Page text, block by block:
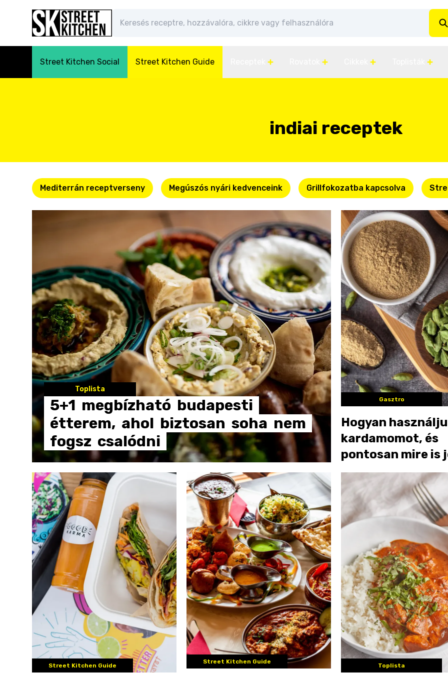
Street Kitchen Social Street Kitchen Guide
indiai receptek
Mediterrán receptverseny Megúszós nyári kedvenceink Grillfokozatba kapcsolva
Toplista
5+1 megbízható budapesti
étterem, ahol biztosan soha nem
fogsz csalódni
Gasztro
Hogyan
kardamomot, és
pontosan mire is
Street Kitchen Guide
Street Kitchen Guide
Toplista